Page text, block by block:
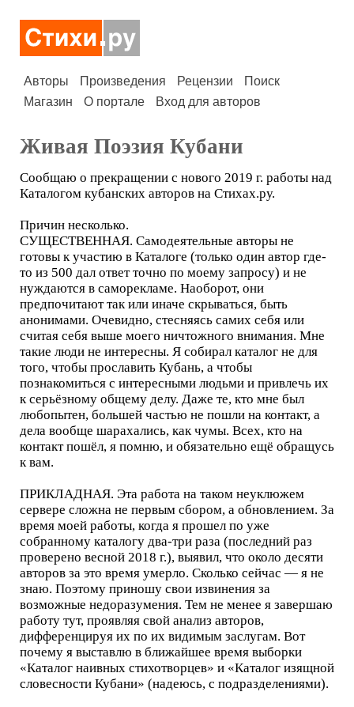
Авторы Произведения Рецензии
Поиск
Магазин
О портале Вход для авторов
Живая Поэзия Кубани
Сообщаю о прекращении с нового 2019 г. работы над
Каталогом кубанских авторов на Стихах.ру.
Причин несколько.
СУЩЕСТВЕННАЯ. Самодеятельные авторы не
готовы к участию в Каталоге (только один автор где-
то из 500 дал ответ точно по моему запросу) и не
нуждаются в саморекламе. Наоборот, они
предпочитают так или иначе скрываться, быть
анонимами. Очевидно, стесняясь самих себя или
считая себя выше моего ничтожного внимания. Мне
такие люди не интересны. Я собирал каталог не для
того, чтобы прославить Кубань, а чтобы
познакомиться с интересными людьми и привлечь их
к серьёзному общему делу. Даже те, кто мне был
любопытен, большей частью не пошли на контакт, а
дела вообще шарахались, как чумы. Всех, кто на
контакт пошёл, я помню, и обязательно ещё обращусь
к вам.
ПРИКЛАДНАЯ. Эта работа на таком неуклюжем
сервере сложна не первым сбором, а обновлением. За
время моей работы, когда я прошел по уже
собранному каталогу два-три раза (последний раз
проверено весной 2018 г.), выявил, что около десяти
авторов за это время умерло. Сколько сейчас — я не
знаю. Поэтому приношу свои извинения за
возможные недоразумения. Тем не менее я завершаю
работу тут, проявляя свой анализ авторов,
дифференцируя их по их видимым заслугам. Вот
почему я выставлю в ближайшее время выборки
«Каталог наивных стихотворцев» и «Каталог изящной
словесности Кубани» (надеюсь, с подразделениями).